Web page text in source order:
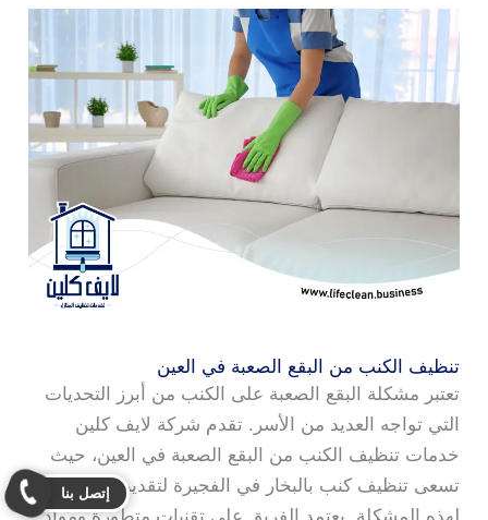
تنظيف الكنب من البقع الصعبة في العين
تعتبر مشكلة البقع الصعبة على الكنب من أبرز التحديات
التي تواجه العديد من الأسر. تقدم شركة لايف كلين
خدمات تنظيف الكنب من البقع الصعبة في العين، حيث
تسعى تنظيف كنب بالبخار في الفجيرة لتقديم حلول فعالة
لهذه المشكلة. يعتمد الفريق على تقنيات متطورة ومواد
إتصل بنا